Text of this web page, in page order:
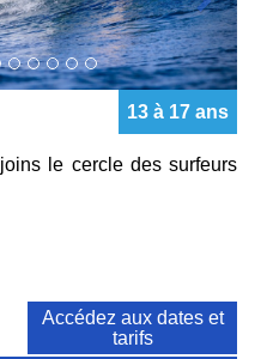
13 à 17 ans
le cercle des surfeurs
Accédez aux dates et
tarifs